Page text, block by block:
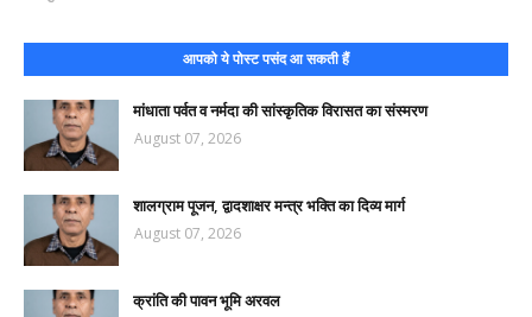
आपको ये पोस्ट पसंद आ सकती हैं
मांधाता पर्वत व नर्मदा की सांस्कृतिक विरासत का संस्मरण
August 07, 2026
शालग्राम पूजन, द्वादशाक्षर मन्त्र भक्ति का दिव्य मार्ग
August 07, 2026
क्रांति की पावन भूमि अरवल